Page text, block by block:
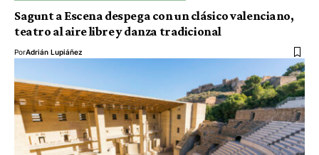
Sagunt a Escena despega con un clásico valenciano,
teatro al aire libre y danza tradicional
PorAdrián Lupiáñez